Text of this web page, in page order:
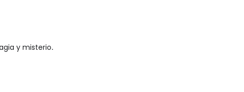
y misterio.